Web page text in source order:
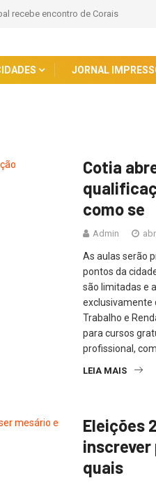
recebe encontro de Corais
JORNAL
Cotia
como se
Admin
As aulas serão
pontos da
são limitadas e
exclusivamente
Trabalho e
para cursos
profissional,
LEIA MAIS
Eleições
inscrever
quais